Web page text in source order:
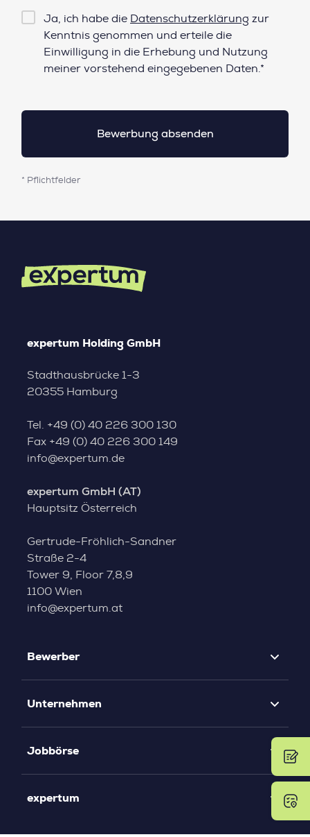
Checkbox
Datenschutz*
Ja, ich habe die Datenschutzerklärung zur
Kenntnis genommen und erteile die
Einwilligung in die Erhebung und Nutzung
meiner vorstehend eingegebenen Daten.*
* Pflichtfelder
expertum Holding GmbH
Stadthausbrücke 1-3
20355 Hamburg
Tel. +49 (0) 40 226 300 130
Fax +49 (0) 40 226 300 149
info@expertum.de
expertum GmbH (AT)
Hauptsitz Österreich
Gertrude-Fröhlich-Sandner
Straße 2-4
Tower 9, Floor 7,8,9
1100 Wien
info@expertum.at
Bewerber
Unternehmen
Jobbörse
expertum